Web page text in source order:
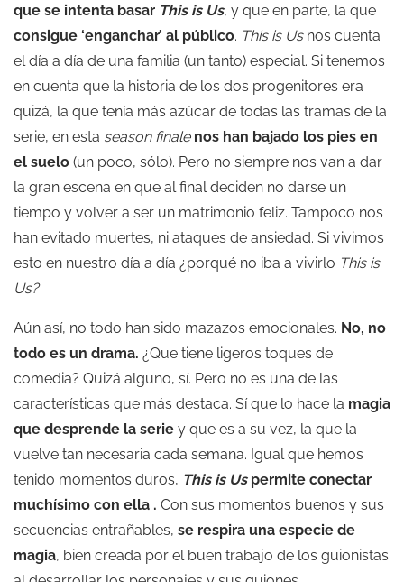
que se intenta basar This is Us, y que en parte, la que
consigue ‘enganchar’ al público. This is Us nos cuenta
el día a día de una familia (un tanto) especial. Si tenemos
en cuenta que la historia de los dos progenitores era
quizá, la que tenía más azúcar de todas las tramas de la
serie, en esta season finale nos han bajado los pies en
el suelo (un poco, sólo). Pero no siempre nos van a dar
la gran escena en que al final deciden no darse un
tiempo y volver a ser un matrimonio feliz. Tampoco nos
han evitado muertes, ni ataques de ansiedad. Si vivimos
esto en nuestro día a día ¿porqué no iba a vivirlo This is
Us?
Aún así, no todo han sido mazazos emocionales. No, no
todo es un drama. ¿Que tiene ligeros toques de
comedia? Quizá alguno, sí. Pero no es una de las
características que más destaca. Sí que lo hace la magia
que desprende la serie y que es a su vez, la que la
vuelve tan necesaria cada semana. Igual que hemos
tenido momentos duros, This is Us permite conectar
muchísimo con ella . Con sus momentos buenos y sus
secuencias entrañables, se respira una especie de
magia, bien creada por el buen trabajo de los guionistas